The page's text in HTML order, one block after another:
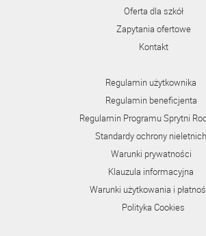
Oferta dla szkół
Zapytania ofertowe
Kontakt
Regulamin użytkownika
Regulamin beneficjenta
Regulamin Programu Sprytni
Standardy ochrony nieletnich
Warunki prywatności
Klauzula informacyjna
Warunki użytkowania i
Polityka Cookies